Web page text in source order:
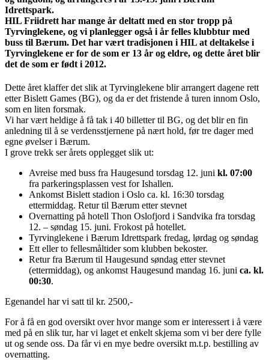
Idrettspark.
HIL Friidrett har mange år deltatt med en stor tropp på
Tyrvinglekene, og vi planlegger også i år felles klubbtur med
buss til Bærum. Det har vært tradisjonen i HIL at deltakelse i
Tyrvinglekene er for de som er 13 år og eldre, og dette året blir
det de som er født i 2012.
Dette året klaffer det slik at Tyrvinglekene blir arrangert dagene rett
etter Bislett Games (BG), og da er det fristende å turen innom Oslo,
som en liten forsmak.
Vi har vært heldige å få tak i 40 billetter til BG, og det blir en fin
anledning til å se verdensstjernene på nært hold, før tre dager med
egne øvelser i Bærum.
I grove trekk ser årets opplegget slik ut:
Avreise med buss fra Haugesund torsdag 12. juni kl. 07:00
fra parkeringsplassen vest for Ishallen.
Ankomst Bislett stadion i Oslo ca. kl. 16:30 torsdag
ettermiddag. Retur til Bærum etter stevnet
Overnatting på hotell Thon Oslofjord i Sandvika fra torsdag
12. – søndag 15. juni. Frokost på hotellet.
Tyrvinglekene i Bærum Idrettspark fredag, lørdag og søndag
Ett eller to fellesmåltider som klubben bekoster.
Retur fra Bærum til Haugesund søndag etter stevnet
(ettermiddag), og ankomst Haugesund mandag 16. juni ca. kl.
00:30.
Egenandel har vi satt til kr. 2500,-
For å få en god oversikt over hvor mange som er interessert i å være
med på en slik tur, har vi laget et enkelt skjema som vi ber dere fylle
ut og sende oss. Da får vi en mye bedre oversikt m.t.p. bestilling av
overnatting.